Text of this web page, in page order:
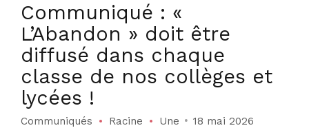
Communiqué : «
L’Abandon » doit être
diffusé dans chaque
classe de nos collèges et
lycées !
Communiqués Racine Une 18 mai 2026